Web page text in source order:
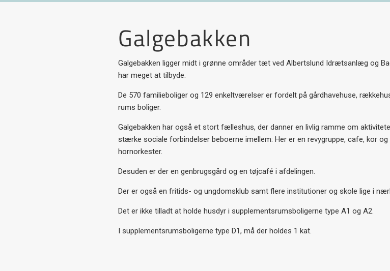
Galgebakken
Galgebakken ligger midt i grønne områder tæt ved Albertslund Idrætsanlæg og
har meget at tilbyde.
De 570 familieboliger og 129 enkeltværelser er fordelt på gårdhavehuse,
rums boliger.
Galgebakken har også et stort fælleshus, der danner en livlig ramme om
stærke sociale forbindelser beboerne imellem: Her er en revygruppe, cafe, kor og
hornorkester.
Desuden er der en genbrugsgård og en tøjcafé i afdelingen.
Der er også en fritids- og ungdomsklub samt flere institutioner og skole lige i
Det er ikke tilladt at holde husdyr i supplementsrumsboligerne type A1 og A2.
I supplementsrumsboligerne type D1, må der holdes 1 kat.